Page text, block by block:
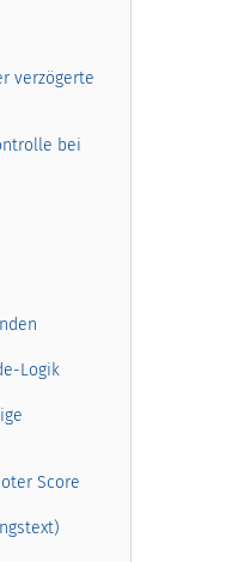
verzögerte
bei
Logik
Score